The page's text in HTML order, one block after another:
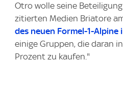
Otro wolle seine
zitierten Medien Briatore
des neuen Formel-1-Alpine
einige Gruppen, die daran
Prozent zu kaufen."